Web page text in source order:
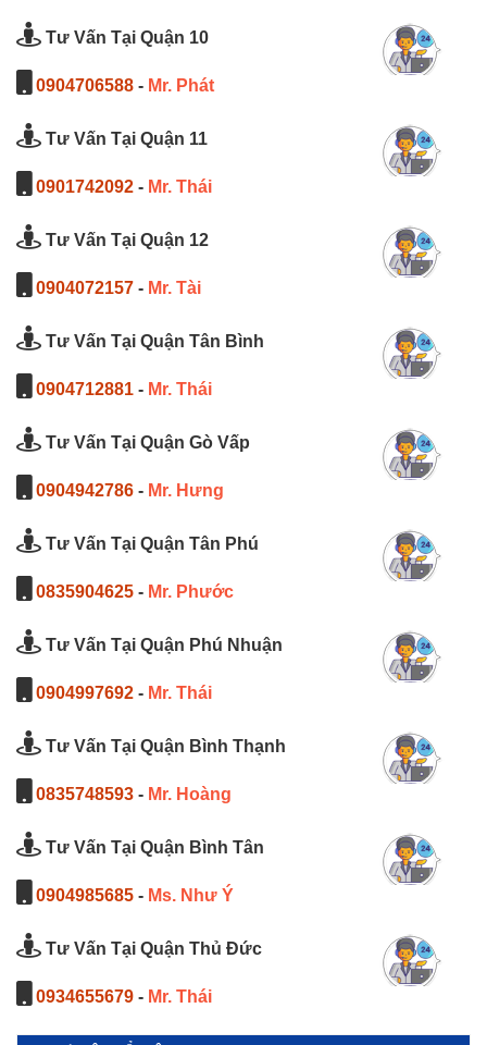
Tư Vấn Tại Quận 10
0904706588 - Mr. Phát
Tư Vấn Tại Quận 11
0901742092 - Mr. Thái
Tư Vấn Tại Quận 12
0904072157 - Mr. Tài
Tư Vấn Tại Quận Tân Bình
0904712881 - Mr. Thái
Tư Vấn Tại Quận Gò Vấp
0904942786 - Mr. Hưng
Tư Vấn Tại Quận Tân Phú
0835904625 - Mr. Phước
Tư Vấn Tại Quận Phú Nhuận
0904997692 - Mr. Thái
Tư Vấn Tại Quận Bình Thạnh
0835748593 - Mr. Hoàng
Tư Vấn Tại Quận Bình Tân
0904985685 - Ms. Như Ý
Tư Vấn Tại Quận Thủ Đức
0934655679 - Mr. Thái